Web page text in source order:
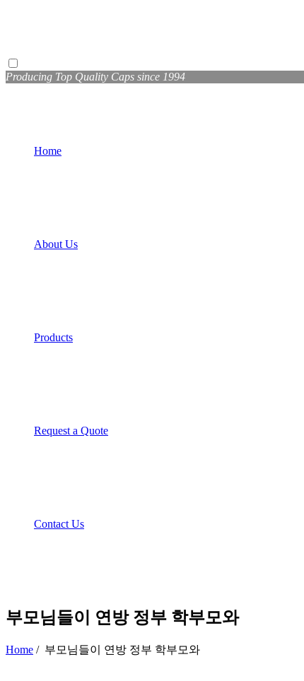
Producing Top Quality Caps since 1994
Home
About Us
Products
Request a Quote
Contact Us
부모님들이 연방 정부 학부모와
Home / 부모님들이 연방 정부 학부모와